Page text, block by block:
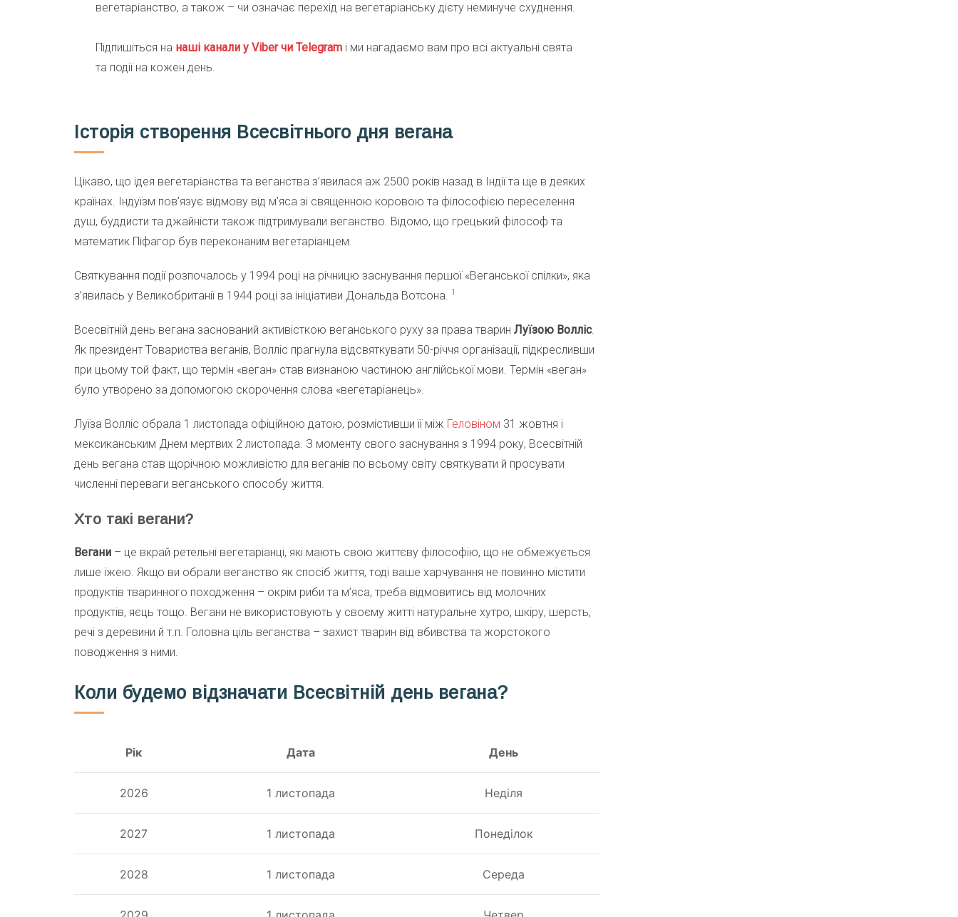
вегетаріанство, а також – чи означає перехід на вегетаріанську дієту неминуче схуднення.
Підпишіться на наші канали у Viber чи Telegram і ми нагадаємо вам про всі актуальні свята
та події на кожен день.
Історія створення Всесвітнього дня вегана
Цікаво, що ідея вегетаріанства та веганства з’явилася аж 2500 років назад в Індії та ще в деяких
країнах. Індуїзм пов’язує відмову від м’яса зі священною коровою та філософією переселення
душ, буддисти та джайністи також підтримували веганство. Відомо, що грецький філософ та
математик Піфагор був переконаним вегетаріанцем.
Святкування події розпочалось у 1994 році на річницю заснування першої «Веганської спілки», яка
з’явилась у Великобританії в 1944 році за ініціативи Дональда Вотсона.
1
Всесвітній день вегана заснований активісткою веганського руху за права тварин Луїзою Волліс.
Як президент Товариства веганів, Волліс прагнула відсвяткувати 50-річчя організації, підкресливши
при цьому той факт, що термін «веган» став визнаною частиною англійської мови. Термін «веган»
було утворено за допомогою скорочення слова «вегетаріанець».
Луїза Волліс обрала 1 листопада офіційною датою, розмістивши її між Геловіном 31 жовтня і
мексиканським Днем мертвих 2 листопада. З моменту свого заснування з 1994 року, Всесвітній
день вегана став щорічною можливістю для веганів по всьому світу святкувати й просувати
численні переваги веганського способу життя.
Хто такі вегани?
Вегани – це вкрай ретельні вегетаріанці, які мають свою життєву філософію, що не обмежується
лише їжею. Якщо ви обрали веганство як спосіб життя, тоді ваше харчування не повинно містити
продуктів тваринного походження – окрім риби та м’яса, треба відмовитись від молочних
продуктів, яєць тощо. Вегани не використовують у своєму житті натуральне хутро, шкіру, шерсть,
речі з деревини й т.п. Головна ціль веганства – захист тварин від вбивства та жорстокого
поводження з ними.
Коли будемо відзначати Всесвітній день вегана?
Рік Дата День
2026 1 листопада Неділя
2027 1 листопада Понеділок
2028 1 листопада Середа